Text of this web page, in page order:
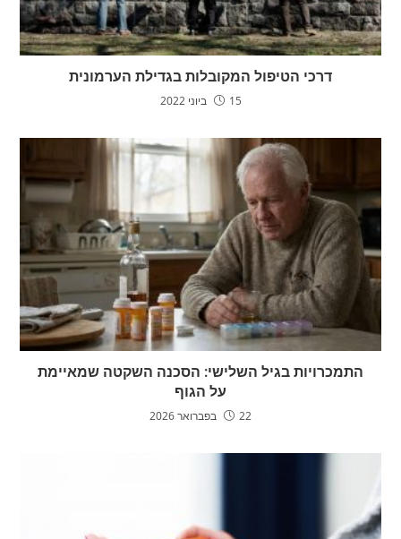
דרכי הטיפול המקובלות בגדילת הערמונית
15 ביוני 2022
התמכרויות בגיל השלישי: הסכנה השקטה שמאיימת
על הגוף
22 בפברואר 2026